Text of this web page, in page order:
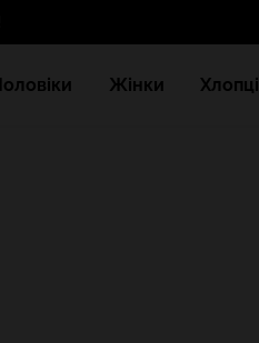
Жінки Хлопці